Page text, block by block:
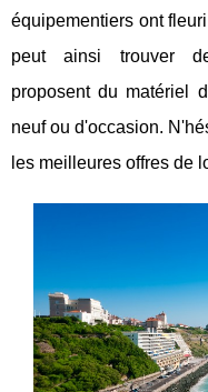
équipementiers ont
peut ainsi trouver
proposent du matériel
neuf ou d'occasion.
les meilleures offres de